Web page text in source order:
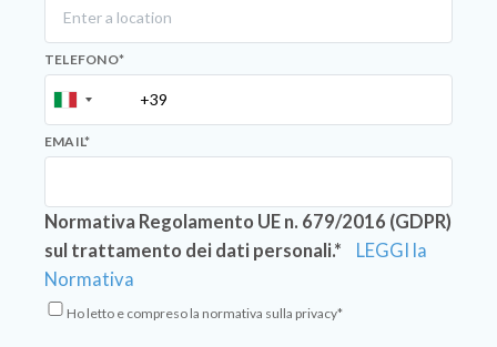
TELEFONO*
EMAIL*
Normativa Regolamento UE n. 679/2016 (GDPR)
sul trattamento dei dati personali.*
LEGGI la
Normativa
Ho letto e compreso la normativa sulla privacy*